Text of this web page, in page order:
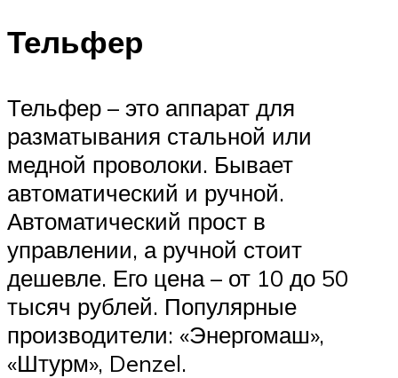
Тельфер
Тельфер – это аппарат для
разматывания стальной или
медной проволоки. Бывает
автоматический и ручной.
Автоматический прост в
управлении, а ручной стоит
дешевле. Его цена – от 10 до 50
тысяч рублей. Популярные
производители: «Энергомаш»,
«Штурм», Denzel.